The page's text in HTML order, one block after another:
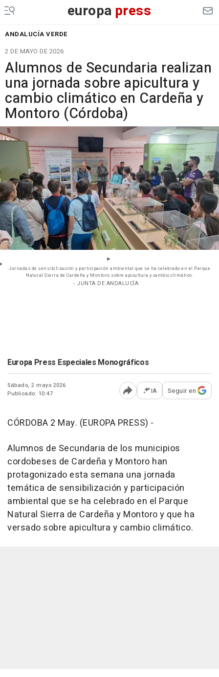
europa press
ANDALUCÍA VERDE
2 DE MAYO DE 2026
Alumnos de Secundaria realizan
una jornada sobre apicultura y
cambio climático en Cardeña y
Montoro (Córdoba)
Jornadas de sensibilización y participación ambiental que se ha celebrado en el Parque
Natural Sierra de Cardeña y Montoro sobre apicultura y cambio climático.
- JUNTA DE ANDALUCÍA
Europa Press Especiales Monográficos
Sábado, 2 mayo 2026
Publicado: 10:47
Abrir opciones para
IA Seguir en
CÓRDOBA 2 May. (EUROPA PRESS) -
Alumnos de Secundaria de los municipios
cordobeses de Cardeña y Montoro han
protagonizado esta semana una jornada
temática de sensibilización y participación
ambiental que se ha celebrado en el Parque
Natural Sierra de Cardeña y Montoro y que ha
versado sobre apicultura y cambio climático.